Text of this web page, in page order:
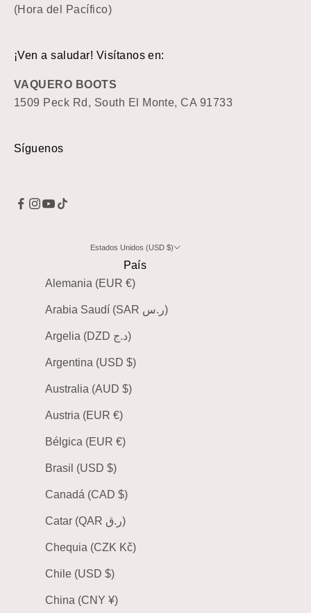
(Hora del Pacífico)
¡Ven a saludar! Visítanos en:
VAQUERO BOOTS
1509 Peck Rd, South El Monte, CA 91733
Síguenos
Estados Unidos (USD $)
País
Alemania (EUR €)
Arabia Saudí (SAR ر.س)
Argelia (DZD د.ج)
Argentina (USD $)
Australia (AUD $)
Austria (EUR €)
Bélgica (EUR €)
Brasil (USD $)
Canadá (CAD $)
Catar (QAR ر.ق)
Chequia (CZK Kč)
Chile (USD $)
China (CNY ¥)